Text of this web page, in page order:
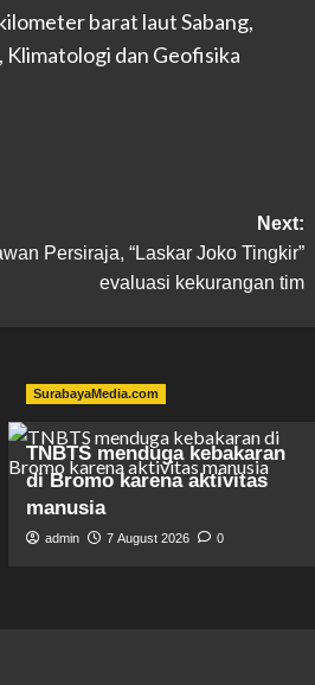
barat laut Sabang,
dan Geofisika
Next:
Persiraja, “Laskar Joko Tingkir”
evaluasi kekurangan tim
SurabayaMedia.com
TNBTS menduga kebakaran
di Bromo karena aktivitas
manusia
admin 7 August 2026 0